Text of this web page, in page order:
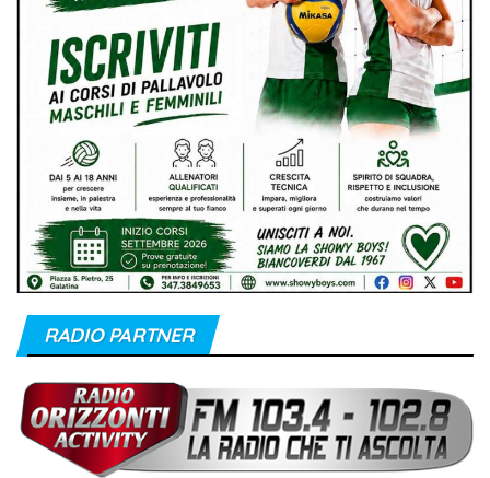
RADIO PARTNER